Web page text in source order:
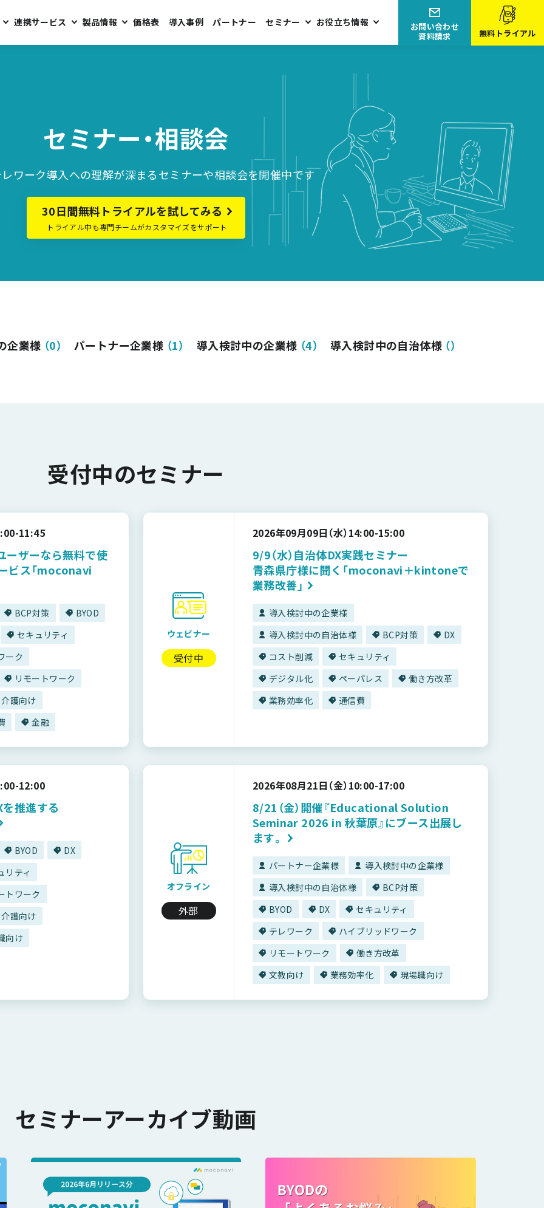
連携サービス 製品情報 価格表 導入事例 パートナー セミナー お役立ち情報
無料トライアル
お問い合わせ
資料請求
セミナー・相談会
ワーク導入への理解が深まるセミナーや相談会を開催中です
30日間無料トライアルを試してみる
トライアル中も専門チームがカスタマイズをサポート
企業様 （0） パートナー企業様 （1） 導入検討中の企業様 （4） 導入検討中の自治体様 （）
受付中のセミナー
11:45
ーザーなら無料で使
ビス「moconavi
BCP対策
BYOD
セキュリティ
ーク
リモートワーク
介護向け
金融
ウェビナー
受付中
2026年09月09日（水）14:00-15:00
9/9（水）自治体DX実践セミナー
青森県庁様に聞く「moconavi＋kintoneで
業務改善」
導入検討中の企業様
導入検討中の自治体様
BCP対策
DX
コスト削減
セキュリティ
デジタル化
ペーパレス
働き方改革
業務効率化
通信費
12:00
を推進する
BYOD
DX
リティ
トワーク
介護向け
向け
オフライン
外部
2026年08月21日（金）10:00-17:00
8/21（金）開催『Educational Solution
Seminar 2026 in 秋葉原』にブース出展し
ます。
パートナー企業様
導入検討中の企業様
導入検討中の自治体様
BCP対策
BYOD
DX
セキュリティ
テレワーク
ハイブリッドワーク
リモートワーク
働き方改革
文教向け
業務効率化 現場職向け
セミナーアーカイブ動画